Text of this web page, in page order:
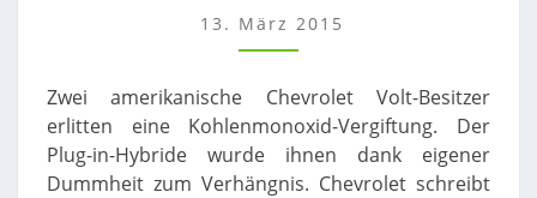
VERGIFTUNG
13. März 2015
Zwei amerikanische Chevrolet Volt-Besitzer
erlitten eine Kohlenmonoxid-Vergiftung. Der
Plug-in-Hybride wurde ihnen dank eigener
Dummheit zum Verhängnis. Chevrolet schreibt